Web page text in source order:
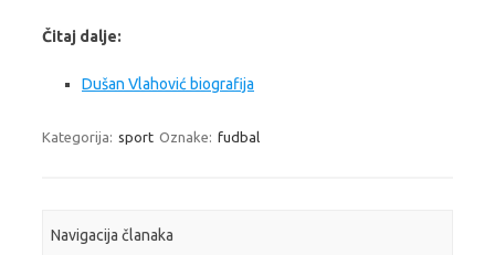
Čitaj dalje:
Dušan Vlahović biografija
Kategorija: sport Oznake: fudbal
Navigacija članaka